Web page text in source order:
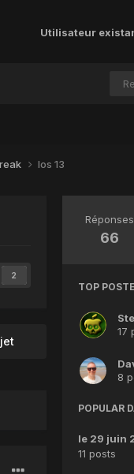
Utilisateur
Ios 13
2
Réponses
66
TOP
17
8
POPULAR
le 29 juin
11 posts